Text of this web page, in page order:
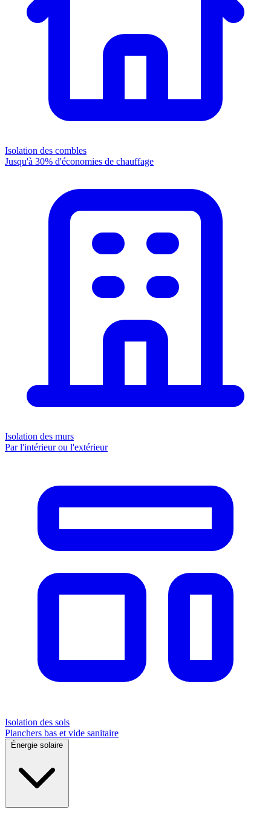
Isolation des combles
Jusqu'à 30% d'économies de chauffage
Isolation des murs
Par l'intérieur ou l'extérieur
Isolation des sols
Planchers bas et vide sanitaire